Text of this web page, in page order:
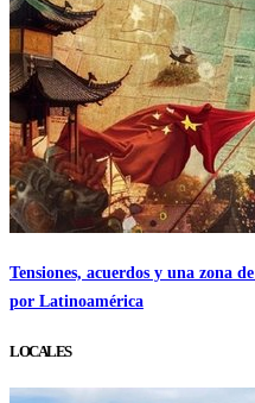
Tensiones, acuerdos y una zona
por Latinoamérica
LOCALES